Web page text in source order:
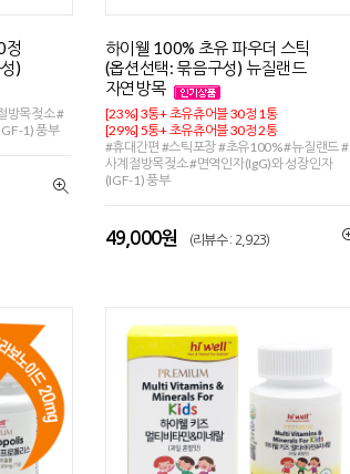
정
)
방목젖소 #
1) 풍부
하이웰 100% 초유 파우더 스틱
(옵션선택: 묶음구성) 뉴질랜드
자연방목
[23%] 3통+ 초유츄어블 30정 1통
[29%] 5통+ 초유츄어블 30정 2통
#휴대간편 #스틱포장 #초유100% #뉴질랜드 #
사계절방목젖소 #면역인자(IgG)와 성장인자
(IGF-1) 풍부
49,000원 (리뷰수 : 2,923)